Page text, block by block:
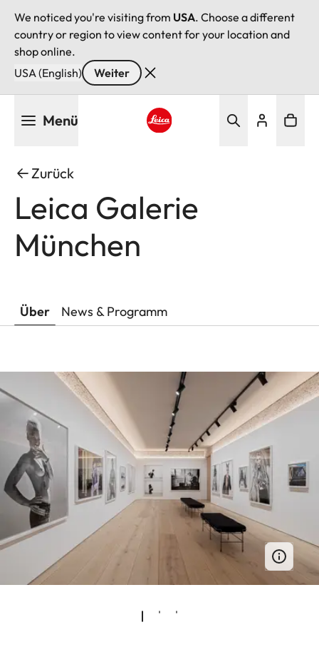
We noticed you're visiting from USA. Choose a different
country or region to view content for your location and
shop online.
USA (English)
Weiter
Menü
Zurück
Leica Galerie
München
Über News & Programm